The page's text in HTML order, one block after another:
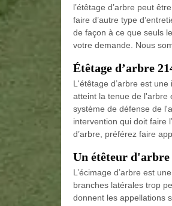
l’étêtage d’arbre peut
faire d’autre type
de façon à ce que seuls
votre demande. Nous
Étêtage d’arbre
L'étêtage d’arbre est
atteint la tenue de l'arbre
système de défense de
intervention qui doit faire
d’arbre, préférez faire
Un étêteur d'arbre
L’écimage d’arbre est
branches latérales trop
donnent les appellations